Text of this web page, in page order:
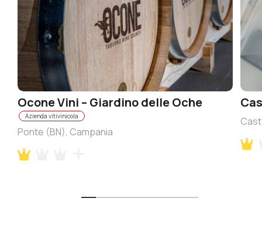
Ocone Vini – Giardino delle Oche
Azienda vitivinicola
Ponte (BN), Campania